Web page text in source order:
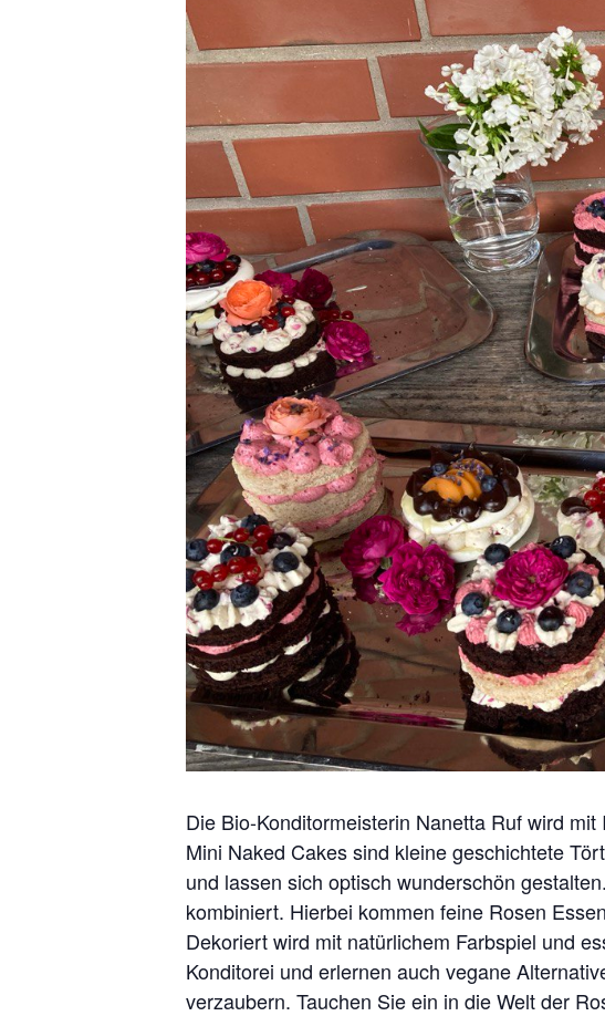
Die Bio-Konditormeisterin Nanetta Ruf wird
Mini Naked Cakes sind kleine geschichtete
und lassen sich optisch wunderschön
kombiniert. Hierbei kommen feine Rosen
Dekoriert wird mit natürlichem Farbspiel und
Konditorei und erlernen auch vegane
verzaubern. Tauchen Sie ein in die Welt der